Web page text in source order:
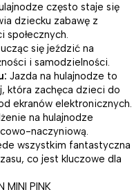
często staje się
dziecku zabawę z
społecznych.
się jeździć na
i samodzielności.
Jazda na hulajnodze to
która zachęca dzieci do
ekranów elektronicznych.
na hulajnodze
naczyniową.
wszystkim fantastyczna
co jest kluczowe dla